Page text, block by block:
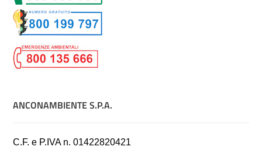
ANCONAMBIENTE S.P.A.
C.F. e P.IVA n. 01422820421